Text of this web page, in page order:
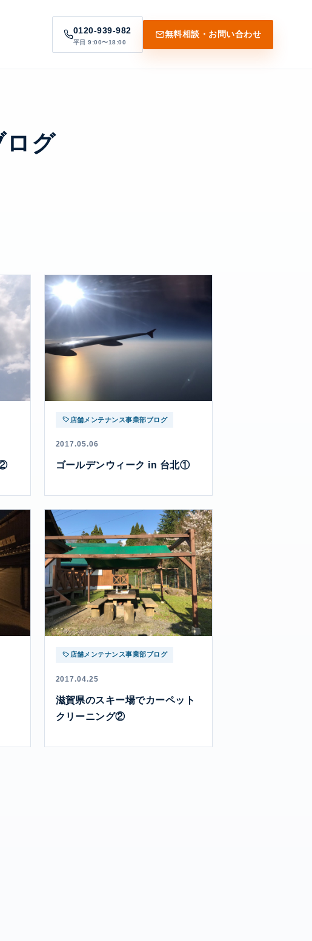
0120-939-982
平日 9:00〜18:00
無料相談・お問い合わせ
ログ
②
店舗メンテナンス事業部ブログ
2017.05.06
ゴールデンウィーク in 台北①
店舗メンテナンス事業部ブログ
2017.04.25
滋賀県のスキー場でカーペット
クリーニング②